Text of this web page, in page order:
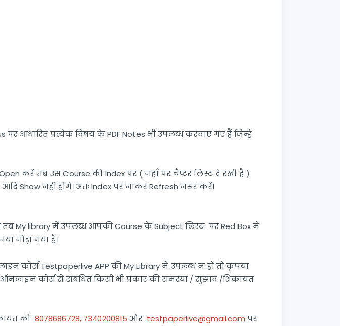
पर आधारित प्रत्येक विषय के PDF Notes भी उपलब्ध करवाए गए हैं जिन्हें
करें तब उस Course की Index पर ( जहाँ पर चैप्टर लिस्ट दे रखी है )
Show नहीं होंगे। अतः Index पर जाकर Refresh जरूर करें।
तब My library में उपलब्ध आपकी Course के Subject लिस्ट पर Red Box में
जोड़ा गया है।
कोर्स Testpaperlive APP की My Library में उपलब्ध न हो तो कृपया
कोर्स से संबंधित किसी भी प्रकार की समस्या / सुझाव /शिकायत
को 8078686728, 7340200815 और testpaperlive@gmail.com पर